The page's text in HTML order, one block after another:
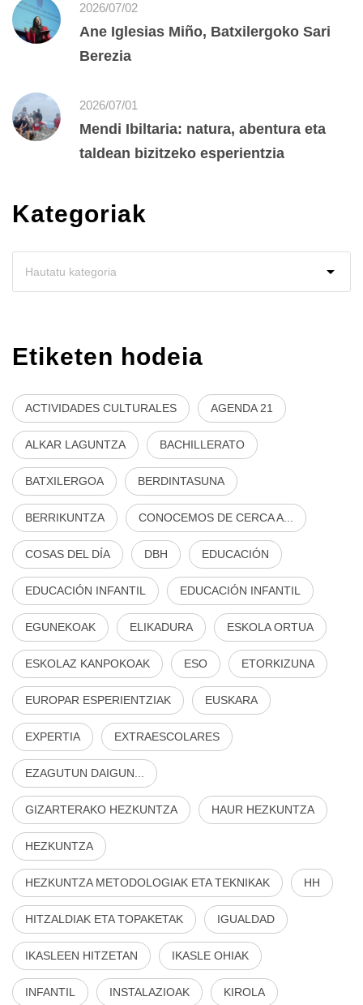
2026/07/02
Ane Iglesias Miño, Batxilergoko Sari
Berezia
2026/07/01
Mendi Ibiltaria: natura, abentura eta
taldean bizitzeko esperientzia
Kategoriak
Etiketen hodeia
ACTIVIDADES CULTURALES AGENDA 21
ALKAR LAGUNTZA BACHILLERATO
BATXILERGOA BERDINTASUNA
BERRIKUNTZA CONOCEMOS DE CERCA A...
COSAS DEL DÍA DBH EDUCACIÓN
EDUCACIÓN INFANTIL EDUCACIÓN INFANTIL
EGUNEKOAK ELIKADURA ESKOLA ORTUA
ESKOLAZ KANPOKOAK ESO ETORKIZUNA
EUROPAR ESPERIENTZIAK EUSKARA
EXPERTIA EXTRAESCOLARES
EZAGUTUN DAIGUN...
GIZARTERAKO HEZKUNTZA HAUR HEZKUNTZA
HEZKUNTZA
HEZKUNTZA METODOLOGIAK ETA TEKNIKAK HH
HITZALDIAK ETA TOPAKETAK IGUALDAD
IKASLEEN HITZETAN IKASLE OHIAK
INFANTIL INSTALAZIOAK KIROLA